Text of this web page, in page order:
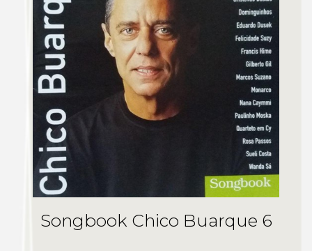
Songbook Chico Buarque 6